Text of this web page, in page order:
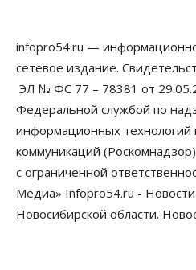
infopro54.ru —
сетевое издание.
ЭЛ № ФС 77 – 78381 от
Федеральной службой по
информационных технологий
коммуникаций
с ограниченной
Медиа» Infopro54.ru -
Новосибирской области.